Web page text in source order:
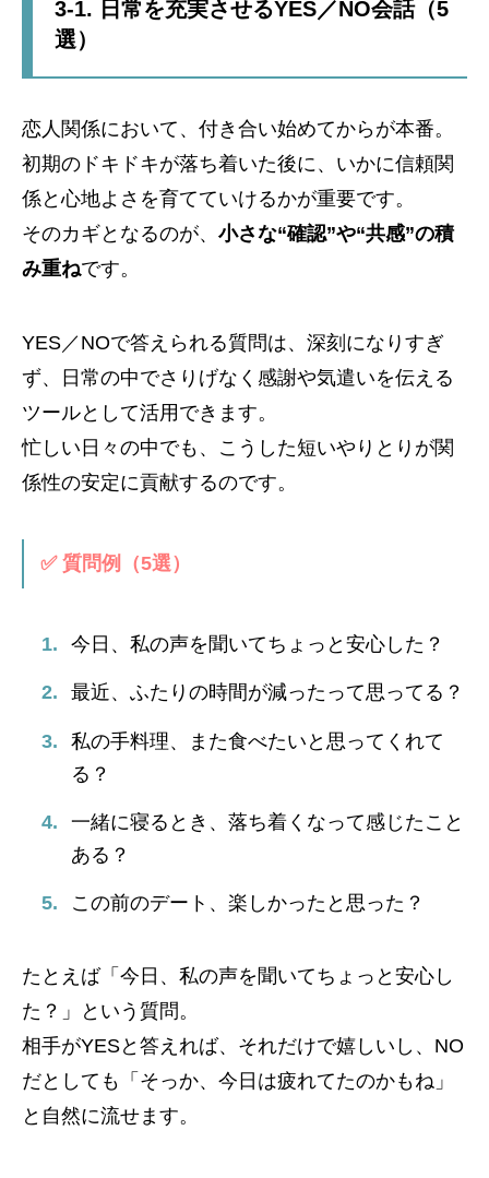
3-1. 日常を充実させるYES／NO会話（5
選）
恋人関係において、付き合い始めてからが本番。
初期のドキドキが落ち着いた後に、いかに信頼関
係と心地よさを育てていけるかが重要です。
そのカギとなるのが、 小さな“確認”や“共感”の積
み重ねです。
YES／NOで答えられる質問は、深刻になりすぎ
ず、日常の中でさりげなく感謝や気遣いを伝える
ツールとして活用できます。
忙しい日々の中でも、こうした短いやりとりが関
係性の安定に貢献するのです。
✅ 質問例（5選）
今日、私の声を聞いてちょっと安心した？
最近、ふたりの時間が減ったって思ってる？
私の手料理、また食べたいと思ってくれて
る？
一緒に寝るとき、落ち着くなって感じたこと
ある？
この前のデート、楽しかったと思った？
たとえば「今日、私の声を聞いてちょっと安心し
た？」という質問。
相手がYESと答えれば、それだけで嬉しいし、NO
だとしても「そっか、今日は疲れてたのかもね」
と自然に流せます。